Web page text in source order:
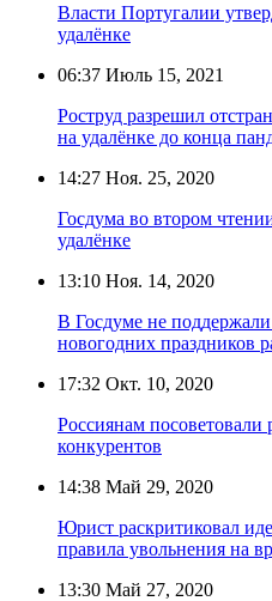
Власти Португалии
удалёнке
06:37 Июль 15, 2021
Роструд разрешил
на удалёнке до конца
14:27 Ноя. 25, 2020
Госдума во втором
удалёнке
13:10 Ноя. 14, 2020
В Госдуме не
новогодних праздников
17:32 Окт. 10, 2020
Россиянам посоветовали
конкурентов
14:38 Май 29, 2020
Юрист раскритиковал
правила увольнения на
13:30 Май 27, 2020